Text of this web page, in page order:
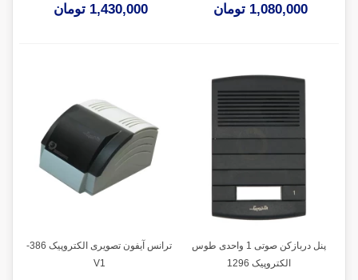
1,080,000 تومان 1,430,000 تومان
پنل دربازکن صوتی 1 واحدی طوس
الکتروپیک 1296
ترانس آیفون تصویری الکتروپیک 386-
V1